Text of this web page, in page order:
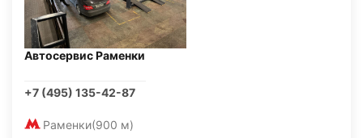
Автосервис Раменки
+7 (495) 135-42-87
Раменки(900 м)